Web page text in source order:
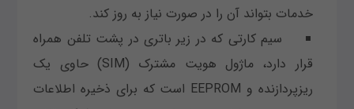
خدمات بتواند آن را در صورت نیاز به روز کند.
سیم کارتی که در زیر باتری در پشت تلفن همراه
قرار دارد، ماژول هویت مشترک (SIM) حاوی یک
ریزپردازنده و EEPROM است که برای ذخیره اطلاعات